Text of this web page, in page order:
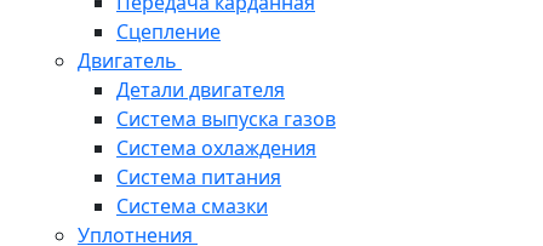
Сцепление
Двигатель
Детали двигателя
Система выпуска газов
Система охлаждения
Система питания
Система смазки
Уплотнения